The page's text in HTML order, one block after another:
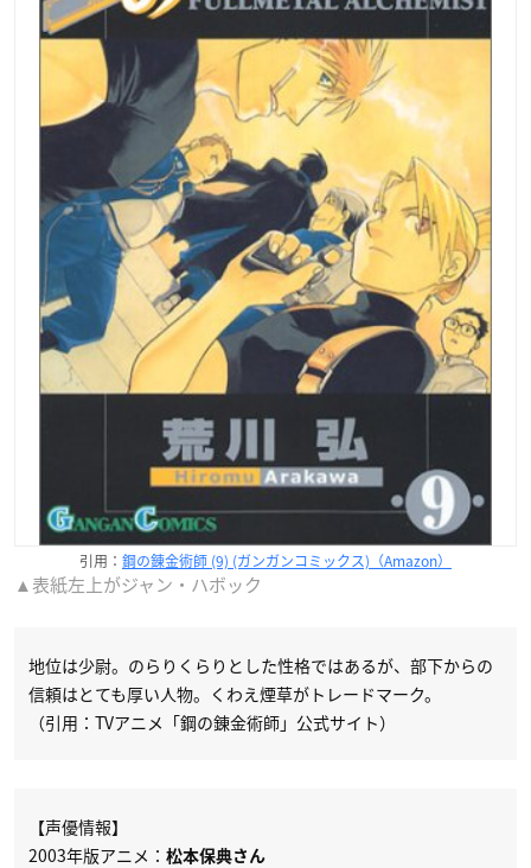
引用： 鋼の錬金術師 (9) (ガンガンコミックス)（Amazon）
▲表紙左上がジャン・ハボック
地位は少尉。のらりくらりとした性格ではあるが、部下からの
信頼はとても厚い人物。くわえ煙草がトレードマーク。
（引用：TVアニメ「鋼の錬金術師」公式サイト）
【声優情報】
2003年版アニメ： 松本保典さん